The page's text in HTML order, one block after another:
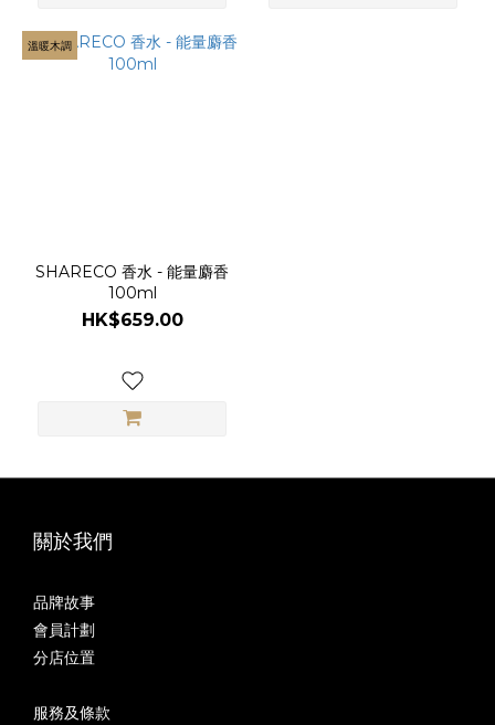
溫暖木調
SHARECO 香水 - 能量麝香
100ml
HK$659.00
關於我們
品牌故事
會員計劃
分店位置
服務及條款